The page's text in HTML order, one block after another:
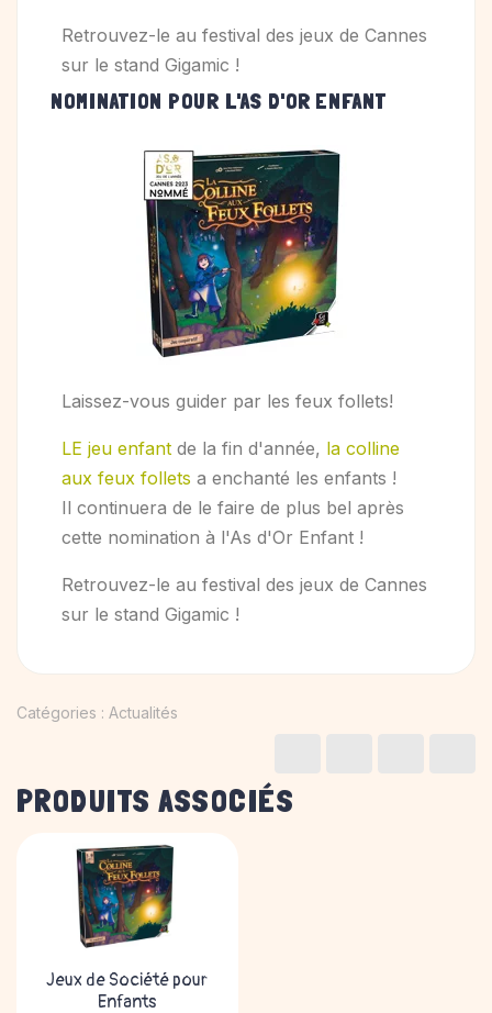
Retrouvez-le au festival des jeux de Cannes
sur le stand Gigamic !
NOMINATION POUR L'AS D'OR ENFANT
Laissez-vous guider par les feux follets!
LE jeu enfant de la fin d'année, la colline
aux feux follets a enchanté les enfants !
Il continuera de le faire de plus bel après
cette nomination à l'As d'Or Enfant !
Retrouvez-le au festival des jeux de Cannes
sur le stand Gigamic !
Catégories : Actualités
PRODUITS ASSOCIÉS
Jeux de Société pour
Enfants